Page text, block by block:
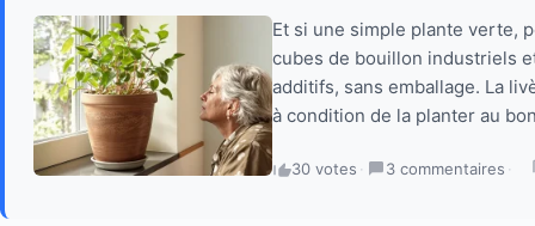
Et si une simple plante verte,
cubes de bouillon industriels
additifs, sans emballage. La
à condition de la planter au
30 votes · 3 commentaires ·